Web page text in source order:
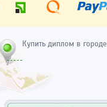
Купить диплом в городе